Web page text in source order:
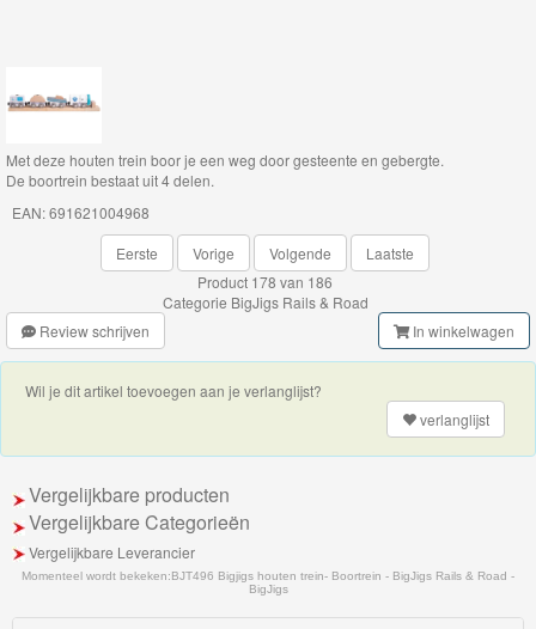
cijfertrein
Safari
collectie
Dionsaur
collectie
Fairy
collectie
collectie
Fire
&
Rescue
Met deze houten trein boor je een weg door gesteente en gebergte.
De boortrein bestaat uit 4 delen.
EAN: 691621004968
Eerste
Vorige Volgende
Laatste
Product 178 van 186
Categorie BigJigs Rails & Road
Review schrijven
In winkelwagen
Wil je dit artikel toevoegen aan je verlanglijst?
verlanglijst
Vergelijkbare producten
Vergelijkbare Categorieën
Vergelijkbare Leverancier
Momenteel wordt bekeken:BJT496 Bigjigs houten trein- Boortrein - BigJigs Rails & Road -
BigJigs